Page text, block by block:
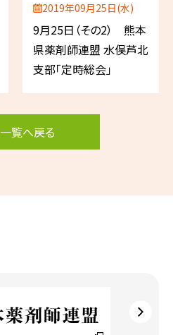
2019年09月25日(水)
9月25日（その2） 熊本
県薬剤師連盟 水俣芦北
支部「定時総会」
一覧へ戻る